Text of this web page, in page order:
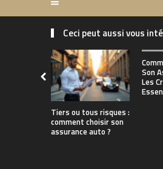
Ceci peut aussi vous
Tiers ou tous risques :
comment choisir son
assurance auto ?
Son
Les